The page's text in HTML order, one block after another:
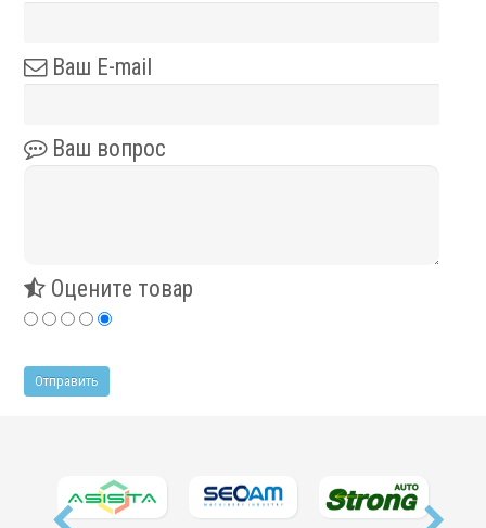
Ваш E-mail
Ваш вопрос
Оцените товар